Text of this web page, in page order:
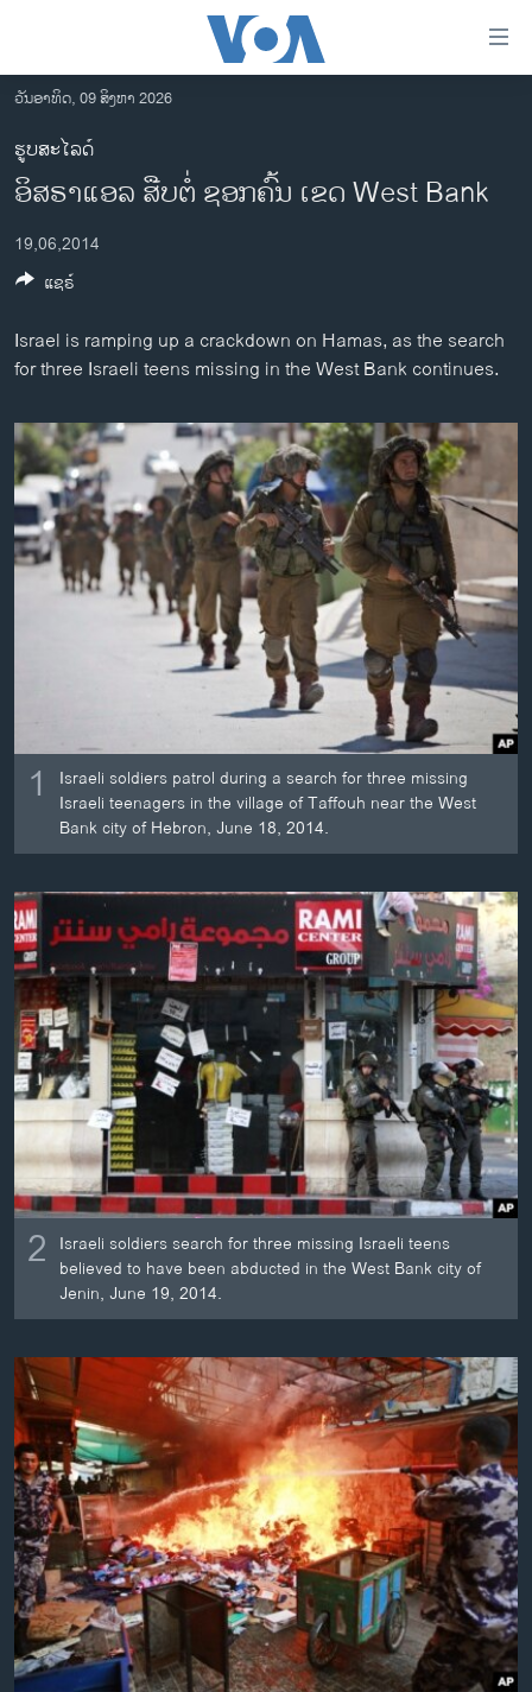
ເຂົ້າ
ຫາ
ຂ້າມ
ຂ້າມ
ໄປ
ຫາ
ຄົ້ນ
ລາວ
ອາເມຣິກາ
ການເລືອກຕັ້ງ ປະທານາທີບໍດີ ສະຫະລັດ 2024
ຂ່າວ​ຈີນ
ໂລກ
ເອເຊຍ
ອິດສະຫຼະພາບດ້ານການຂ່າວ
ຊີວິດຊາວລາວ
ຊຸມຊົນຊາວລາວ
ວິທະຍາສາດ-ເທັກໂນໂລຈີ
ທຸລະກິດ
ລາຍງານ
ຕິດຕາມພວກເຮົາ ທີ່
ພາສາຕ່າງໆ
ວັນອາທິດ, 09 ສິງຫາ 2026
ຮູບສະໄລດ໌
ອິ​ສ​ຣາ​ແອ​ລ ສືບ​ຕໍ່ ຊອ​ກ​ຄົ້ນ ເຂດ West Bank
19,06,2014
Israel is ramping up a crackdown on Hamas, as the search
for three Israeli teens missing in the West Bank continues.
1
Israeli soldiers patrol during a search for three missing
Israeli teenagers in the village of Taffouh near the West
Bank city of Hebron, June 18, 2014.
2 Israeli soldiers search for three missing Israeli teens
believed to have been abducted in the West Bank city of
Jenin, June 19, 2014.
ແຊຣ໌